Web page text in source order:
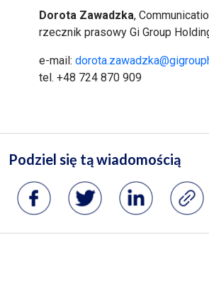
Dorota Zawadzka,
rzecznik prasowy Gi Group
e-mail:
tel. +48 724 870 909